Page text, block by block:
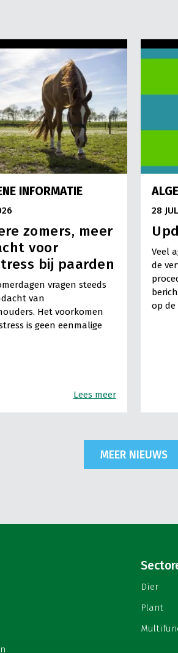
INFORMATIE
zomers, meer
voor
bij paarden
vragen steeds
van
Het voorkomen
is geen eenmalige
Lees meer
28
Veel
de
op de
MEER NIEUWS
Dier
Plant